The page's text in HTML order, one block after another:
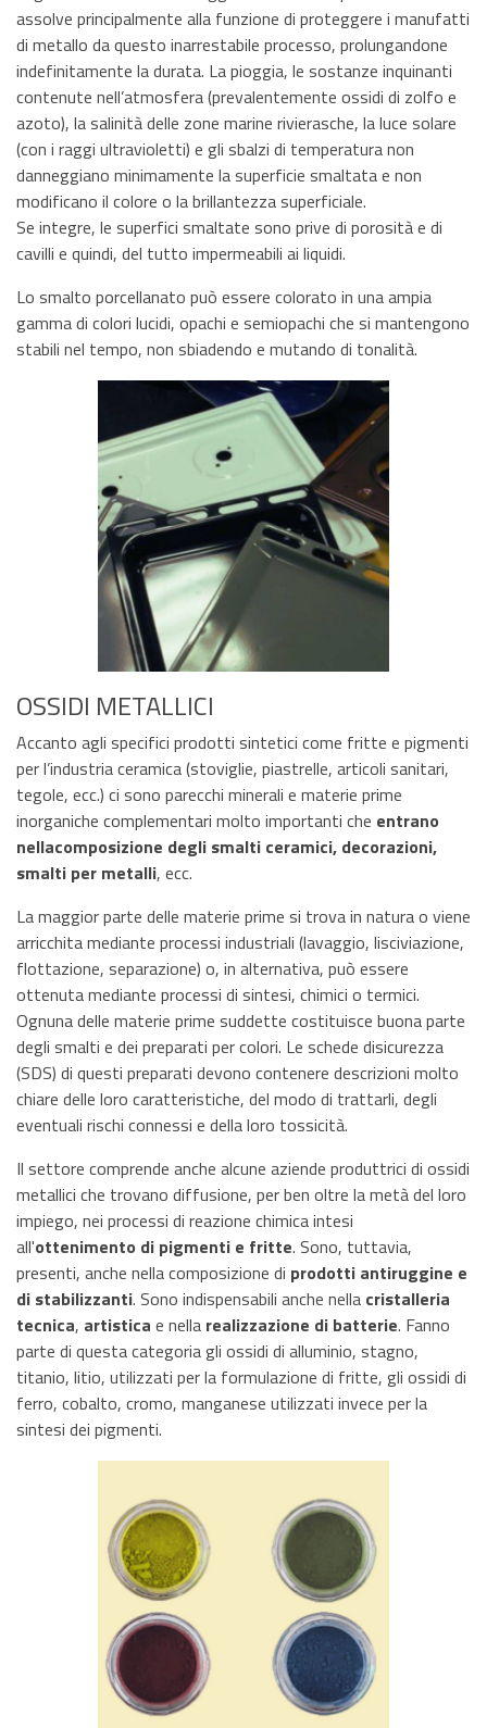
assolve principalmente alla funzione di proteggere i manufatti
di metallo da questo inarrestabile processo, prolungandone
indefinitamente la durata. La pioggia, le sostanze inquinanti
contenute nell’atmosfera (prevalentemente ossidi di zolfo e
azoto), la salinità delle zone marine rivierasche, la luce solare
(con i raggi ultravioletti) e gli sbalzi di temperatura non
danneggiano minimamente la superficie smaltata e non
modificano il colore o la brillantezza superficiale.
Se integre, le superfici smaltate sono prive di porosità e di
cavilli e quindi, del tutto impermeabili ai liquidi.
Lo smalto porcellanato può essere colorato in una ampia
gamma di colori lucidi, opachi e semiopachi che si mantengono
stabili nel tempo, non sbiadendo e mutando di tonalità.
OSSIDI METALLICI
Accanto agli specifici prodotti sintetici come fritte e pigmenti
per l’industria ceramica (stoviglie, piastrelle, articoli sanitari,
tegole, ecc.) ci sono parecchi minerali e materie prime
inorganiche complementari molto importanti che entrano
nellacomposizione degli smalti ceramici, decorazioni,
smalti per metalli, ecc.
La maggior parte delle materie prime si trova in natura o viene
arricchita mediante processi industriali (lavaggio, lisciviazione,
flottazione, separazione) o, in alternativa, può essere
ottenuta mediante processi di sintesi, chimici o termici.
Ognuna delle materie prime suddette costituisce buona parte
degli smalti e dei preparati per colori. Le schede disicurezza
(SDS) di questi preparati devono contenere descrizioni molto
chiare delle loro caratteristiche, del modo di trattarli, degli
eventuali rischi connessi e della loro tossicità.
Il settore comprende anche alcune aziende produttrici di ossidi
metallici che trovano diffusione, per ben oltre la metà del loro
impiego, nei processi di reazione chimica intesi
all'ottenimento di pigmenti e fritte. Sono, tuttavia,
presenti, anche nella composizione di prodotti antiruggine e
di stabilizzanti. Sono indispensabili anche nella cristalleria
tecnica, artistica e nella realizzazione di batterie. Fanno
parte di questa categoria gli ossidi di alluminio, stagno,
titanio, litio, utilizzati per la formulazione di fritte, gli ossidi di
ferro, cobalto, cromo, manganese utilizzati invece per la
sintesi dei pigmenti.